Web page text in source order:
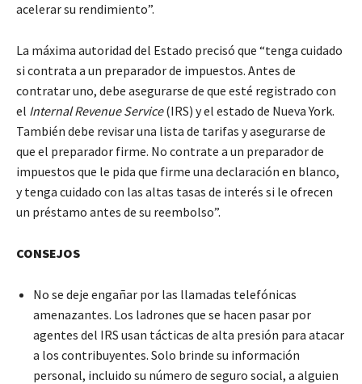
acelerar su rendimiento”.
La máxima autoridad del Estado precisó que “tenga cuidado
si contrata a un preparador de impuestos. Antes de
contratar uno, debe asegurarse de que esté registrado con
el Internal Revenue Service(IRS) y el estado de Nueva York.
También debe revisar una lista de tarifas y asegurarse de
que el preparador firme. No contrate a un preparador de
impuestos que le pida que firme una declaración en blanco,
y tenga cuidado con las altas tasas de interés si le ofrecen
un préstamo antes de su reembolso”.
CONSEJOS
No se deje engañar por las llamadas telefónicas
amenazantes. Los ladrones que se hacen pasar por
agentes del IRS usan tácticas de alta presión para atacar
a los contribuyentes. Solo brinde su información
personal, incluido su número de seguro social, a alguien